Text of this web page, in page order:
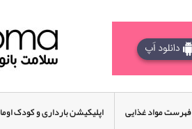
فهرست مواد غذایی اپلیکیشن بارداری و کودک اوما